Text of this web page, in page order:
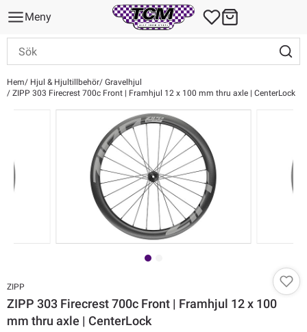
Meny
Hem Hjul & Hjultillbehör Gravelhjul
ZIPP 303 Firecrest 700c Front | Framhjul 12 x 100 mm thru axle | CenterLock
ZIPP
ZIPP 303 Firecrest 700c Front | Framhjul 12 x 100
mm thru axle | CenterLock